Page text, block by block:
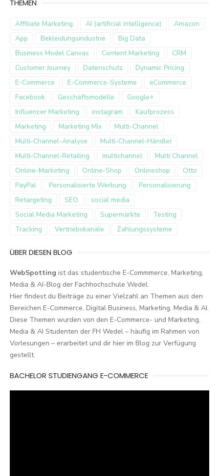
THEMEN
Affiliate Marketing AI (artificial intelligence)
Amazon
App
Bekleidungsindustrie
Big Data
Business Model Canvas
Content Marketing
CRM
Customer Journey
Datenschutz
Dynamic Pricing
E-Commerce
E-Commerce-Systeme
eCommerce
Facebook
Geschäftsmodelle
Google+
Influencer Marketing
instagram
Kaufprozess
Marketing
Marketing Mix
Multi-Channel
Multi-Channel-Analyse
Multi-Channel-Händler
Multi-Channel-Retailing
multichannel
Multi Channel
Online-Marketing
Online-Shop Onlineshop
Otto
PayPal
Personalisierte Werbung
Personalisierung
Retargeting
SEO
social media
Social Media Marketing
Supermärkte
Testing
Tracking
Vertriebskanäle Zahlungssysteme
ÜBER DIESEN BLOG
WebSpotting ist das studentische E-Commmerce, Marketing,
Media & AI-Blog der Fachhochschule Wedel.
Hier findest du Beiträge zu einer Vielzahl an Themen aus den
Bereichen E-Commerce, Digital Business, Marketing, Media & AI.
Diese Themen wurden von den E-Commerce- und Marketing,
Media & AI Studenten der FH Wedel – häufig im Rahmen von
Vorlesungen – erarbeitet und dir hier im Blog zur Verfügung
gestellt.
BACHELOR STUDIENGANG E-COMMERCE